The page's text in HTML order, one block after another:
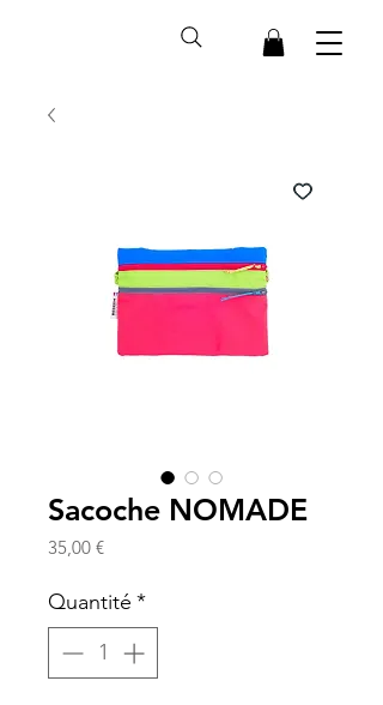
Sacoche NOMADE
35,00 €Prix
Quantité *